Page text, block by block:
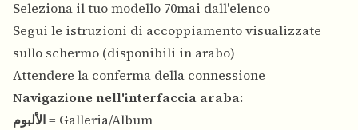
Seleziona il tuo modello 70mai dall'elenco
Segui le istruzioni di accoppiamento visualizzate
sullo schermo (disponibili in arabo)
Attendere la conferma della connessione
Navigazione nell'interfaccia araba:
الألبوم= Galleria/Album